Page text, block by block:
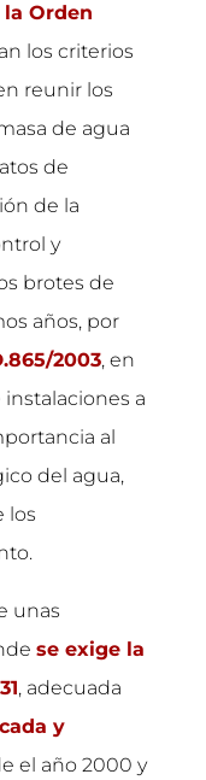
Orden
los criterios
reunir los
de agua
de
de la
y
brotes de
años, por
2003, en
a
al
del agua,
los
unas
se exige la
, adecuada
y
el año 2000 y